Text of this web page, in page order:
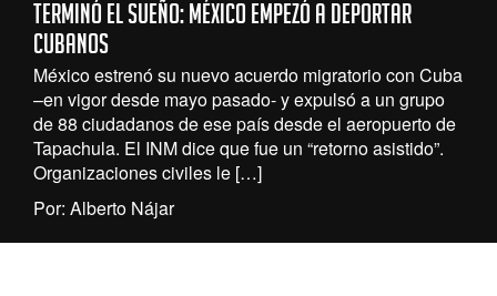
Terminó el sueño: México empezó a deportar
cubanos
México estrenó su nuevo acuerdo migratorio con Cuba
–en vigor desde mayo pasado- y expulsó a un grupo
de 88 ciudadanos de ese país desde el aeropuerto de
Tapachula. El INM dice que fue un “retorno asistido”.
Organizaciones civiles le […]
Por: Alberto Nájar